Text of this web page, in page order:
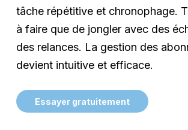
tâche répétitive et chronophage.
à faire que de jongler avec des
des relances. La gestion des
devient intuitive et efficace.
Essayer gratuitement